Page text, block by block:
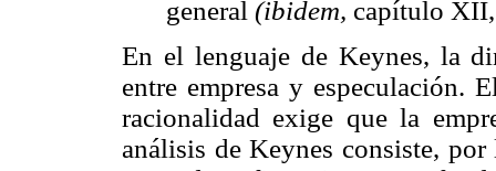
general (ibidem, capítulo
En el lenguaje de Keynes, la
entre empresa y especulación.
racionalidad exige que la
análisis de Keynes consiste,